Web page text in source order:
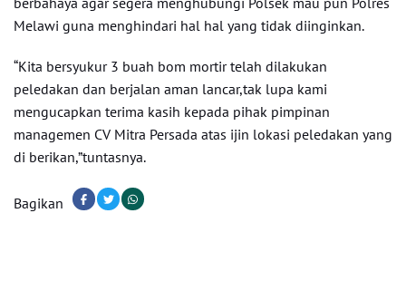
Melawi guna menghindari hal hal yang tidak diinginkan.
“Kita bersyukur 3 buah bom mortir telah dilakukan
peledakan dan berjalan aman lancar,tak lupa kami
mengucapkan terima kasih kepada pihak pimpinan
managemen CV Mitra Persada atas ijin lokasi peledakan yang
di berikan,”tuntasnya.
Bagikan